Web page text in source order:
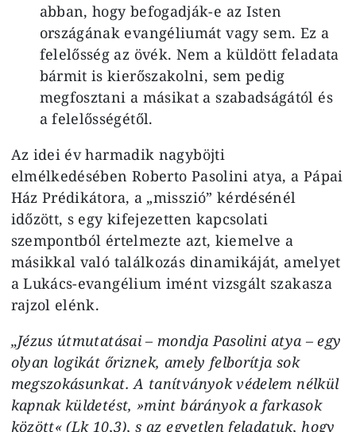
abban, hogy befogadják-e az Isten
országának evangéliumát vagy sem. Ez a
felelősség az övék. Nem a küldött feladata
bármit is kierőszakolni, sem pedig
megfosztani a másikat a szabadságától és
a felelősségétől.
Az idei év harmadik nagyböjti
elmélkedésében Roberto Pasolini atya, a Pápai
Ház Prédikátora, a „misszió” kérdésénél
időzött, s egy kifejezetten kapcsolati
szempontból értelmezte azt, kiemelve a
másikkal való találkozás dinamikáját, amelyet
a Lukács-evangélium imént vizsgált szakasza
rajzol elénk.
„Jézus útmutatásai – mondja Pasolini atya – egy
olyan logikát őriznek, amely felborítja sok
megszokásunkat. A tanítványok védelem nélkül
kapnak küldetést, »mint bárányok a farkasok
között« (Lk 10,3), s az egyetlen feladatuk, hogy